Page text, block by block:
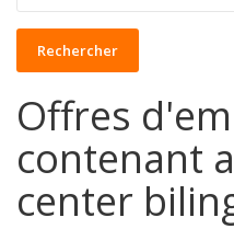
Rechercher
Offres
contenant
center